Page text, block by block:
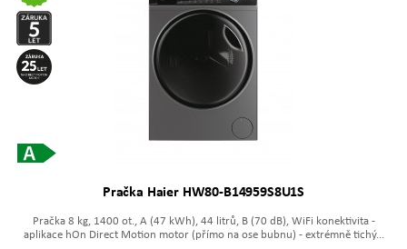
Pračka Haier HW80-B14959S8U1S
Pračka 8 kg, 1400 ot., A (47 kWh), 44 litrů, B (70 dB), WiFi konektivita -
aplikace hOn Direct Motion motor (přímo na ose bubnu) - extrémně tichý...